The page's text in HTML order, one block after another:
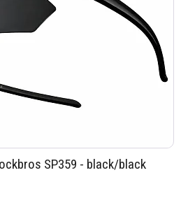
SP359 - black/black